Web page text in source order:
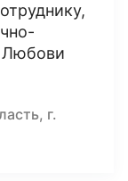
Любови
г.